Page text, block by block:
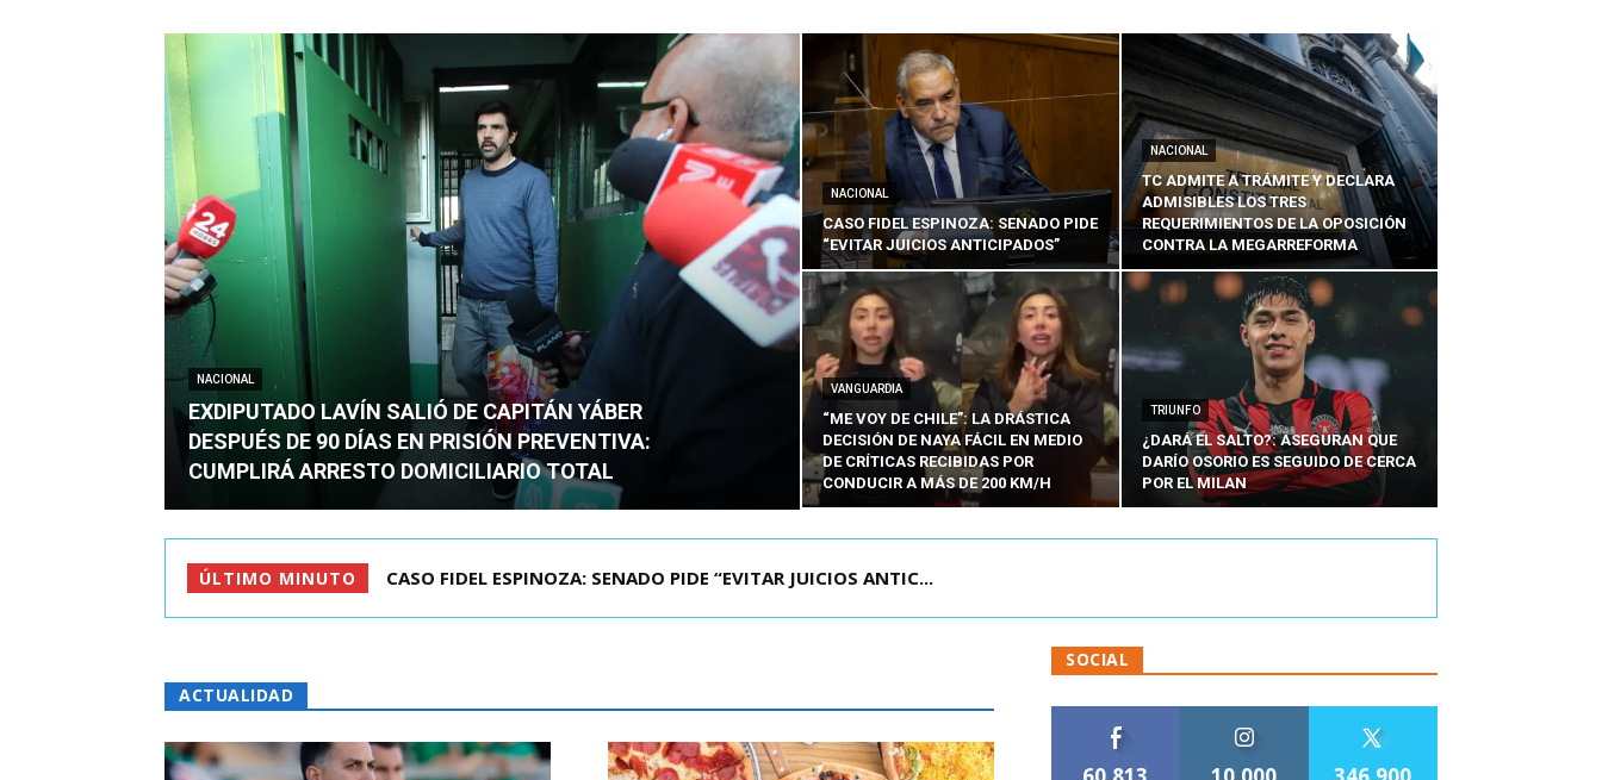
Nación
NACIONAL
EXDIPUTADO LAVÍN SALIÓ DE CAPITÁN YÁBER
DESPUÉS DE 90 DÍAS EN PRISIÓN PREVENTIVA:
CUMPLIRÁ ARRESTO DOMICILIARIO TOTAL
NACIONAL
CASO FIDEL ESPINOZA: SENADO PIDE
“EVITAR JUICIOS ANTICIPADOS”
NACIONAL
TC ADMITE A TRÁMITE Y DECLARA
ADMISIBLES LOS TRES
REQUERIMIENTOS DE LA OPOSICIÓN
CONTRA LA MEGARREFORMA
VANGUARDIA
“ME VOY DE CHILE”: LA DRÁSTICA
DECISIÓN DE NAYA FÁCIL EN MEDIO
DE CRÍTICAS RECIBIDAS POR
CONDUCIR A MÁS DE 200 KM/H
TRIUNFO
¿DARÁ EL SALTO?: ASEGURAN QUE
DARÍO OSORIO ES SEGUIDO DE CERCA
POR EL MILAN
ÚLTIMO MINUTO CASO FIDEL ESPINOZA: SENADO PIDE “EVITAR JUICIOS ANTIC...
TC ADMITE A TRÁMITE Y DECLARA ADMISIBLES LOS TRES REQU...
ACTUALIDAD
SOCIAL